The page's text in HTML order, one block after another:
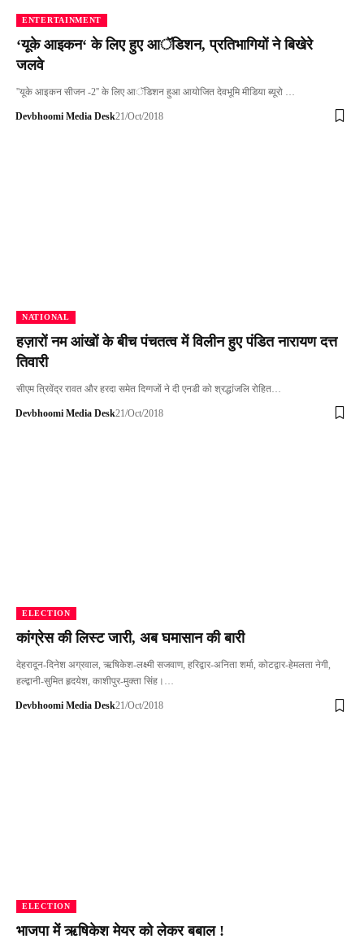
ENTERTAINMENT
‘यूके आइकन‘ के लिए हुए आॅडिशन, प्रतिभागियों ने बिखेरे
जलवे
''यूके आइकन सीजन -2'' के लिए आॅडिशन हुआ आयोजित देवभूमि मीडिया ब्यूरो …
Devbhoomi Media Desk21/Oct/2018
NATIONAL
हज़ारों नम आंखों के बीच पंचतत्व में विलीन हुए पंडित नारायण दत्त
तिवारी
सीएम त्रिवेंद्र रावत और हरदा समेत दिग्‍गजों ने दी एनडी को श्रद्धांजलि रोहित…
Devbhoomi Media Desk21/Oct/2018
ELECTION
कांग्रेस की लिस्ट जारी, अब घमासान की बारी
देहरादून-दिनेश अग्रवाल, ऋषिकेश-लक्ष्‍मी सजवाण, हरिद्वार-अनिता शर्मा, कोटद्वार-हेमलता नेगी,
हल्‍द्वानी-सुमित हृदयेश, काशीपुर-मुक्‍ता सिंह।…
Devbhoomi Media Desk21/Oct/2018
ELECTION
भाजपा में ऋषिकेश मेयर को लेकर बबाल !